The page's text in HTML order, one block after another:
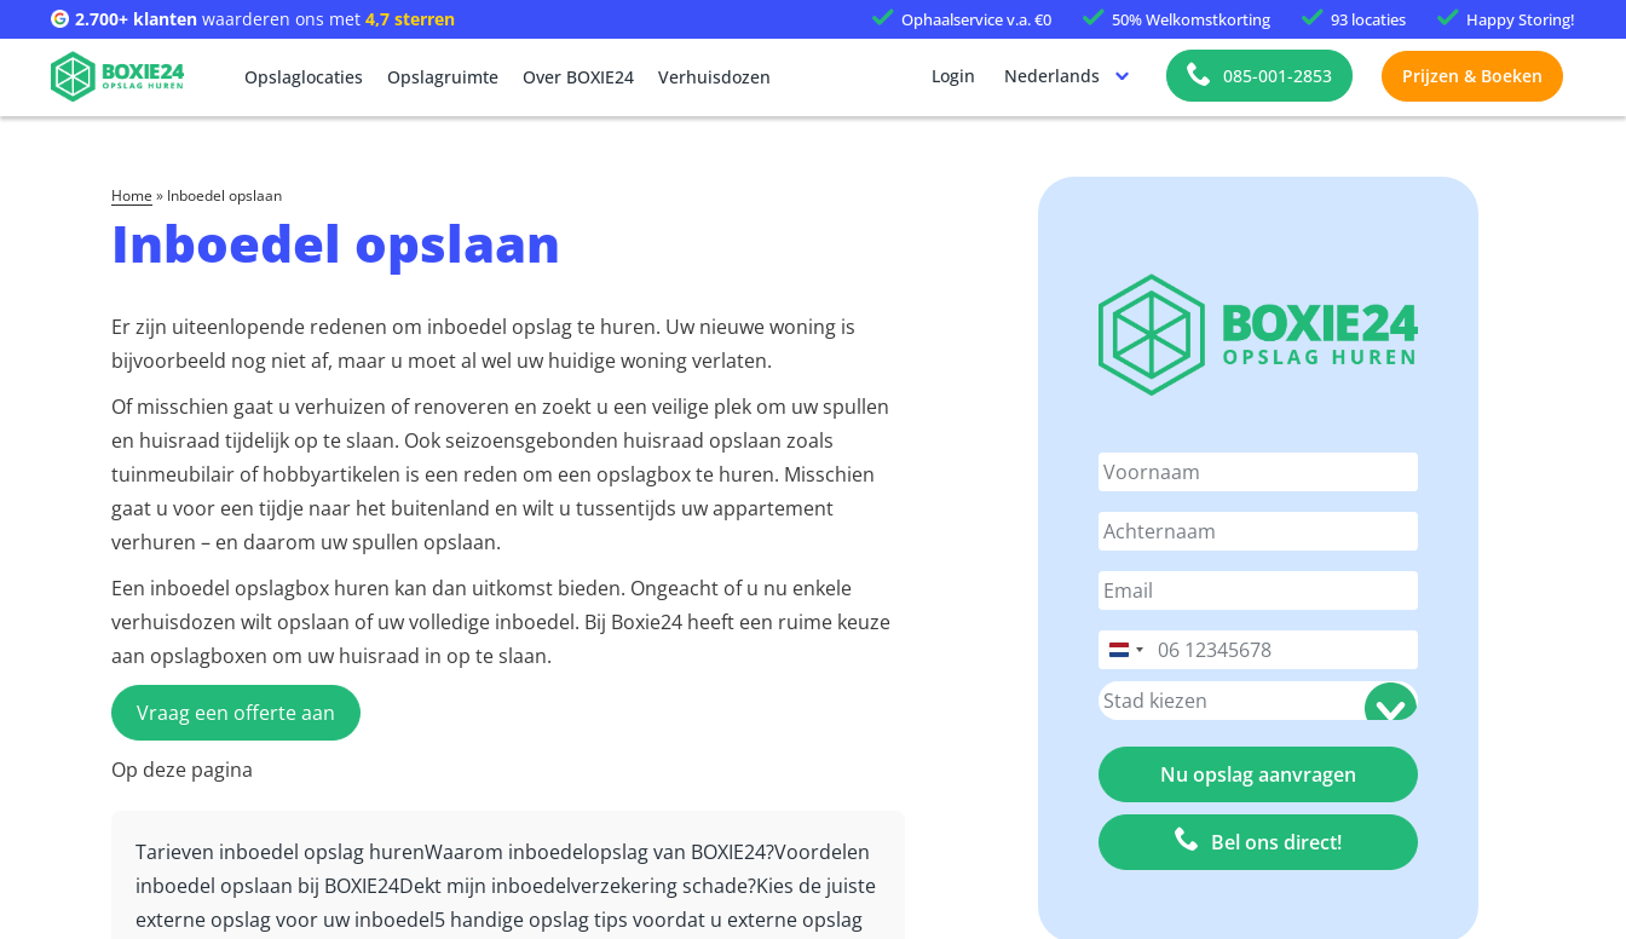
2.700+ klanten waarderen ons met 4,7 sterren Ophaalservicev.a. €0 50%Welkomstkorting 93 locaties HappyStoring!
Opslaglocaties Opslagruimte Over BOXIE24 Verhuisdozen Login Nederlands 085-001-2853 Prijzen & Boeken
home » Inboedel opslaan
Inboedel opslaan
Er zijn uiteenlopende redenen om inboedel opslag te huren. Uw nieuwe woning is
bijvoorbeeld nog niet af, maar u moet al wel uw huidige woning verlaten.
Of misschien gaat u verhuizen of renoveren en zoekt u een veilige plek om uw spullen
en huisraad tijdelijk op te slaan. Ook seizoensgebonden huisraad opslaan zoals
tuinmeubilair of hobbyartikelen is een reden om een opslagbox te huren. Misschien
gaat u voor een tijdje naar het buitenland en wilt u tussentijds uw appartement
verhuren – en daarom uw spullen opslaan.
Een inboedel opslagbox huren kan dan uitkomst bieden. Ongeacht of u nu enkele
verhuisdozen wilt opslaan of uw volledige inboedel. Bij Boxie24 heeft een ruime keuze
aan opslagboxen om uw huisraad in op te slaan.
Vraag een offerte aan
Op deze pagina
Tarieven inboedel opslag hurenWaarom inboedelopslag van BOXIE24?Voordelen
inboedel opslaan bij BOXIE24Dekt mijn inboedelverzekering schade?Kies de juiste
externe opslag voor uw inboedel5 handige opslag tips voordat u externe opslag
Nederland
+31
Bel ons direct!